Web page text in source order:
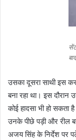
उसका दूसरा साथी इस
बना रहा था। इस दौरान
कोई हादसा भी हो सकता
उनके पीछे पड़ी और रील
अजय सिंह के निर्देश पर